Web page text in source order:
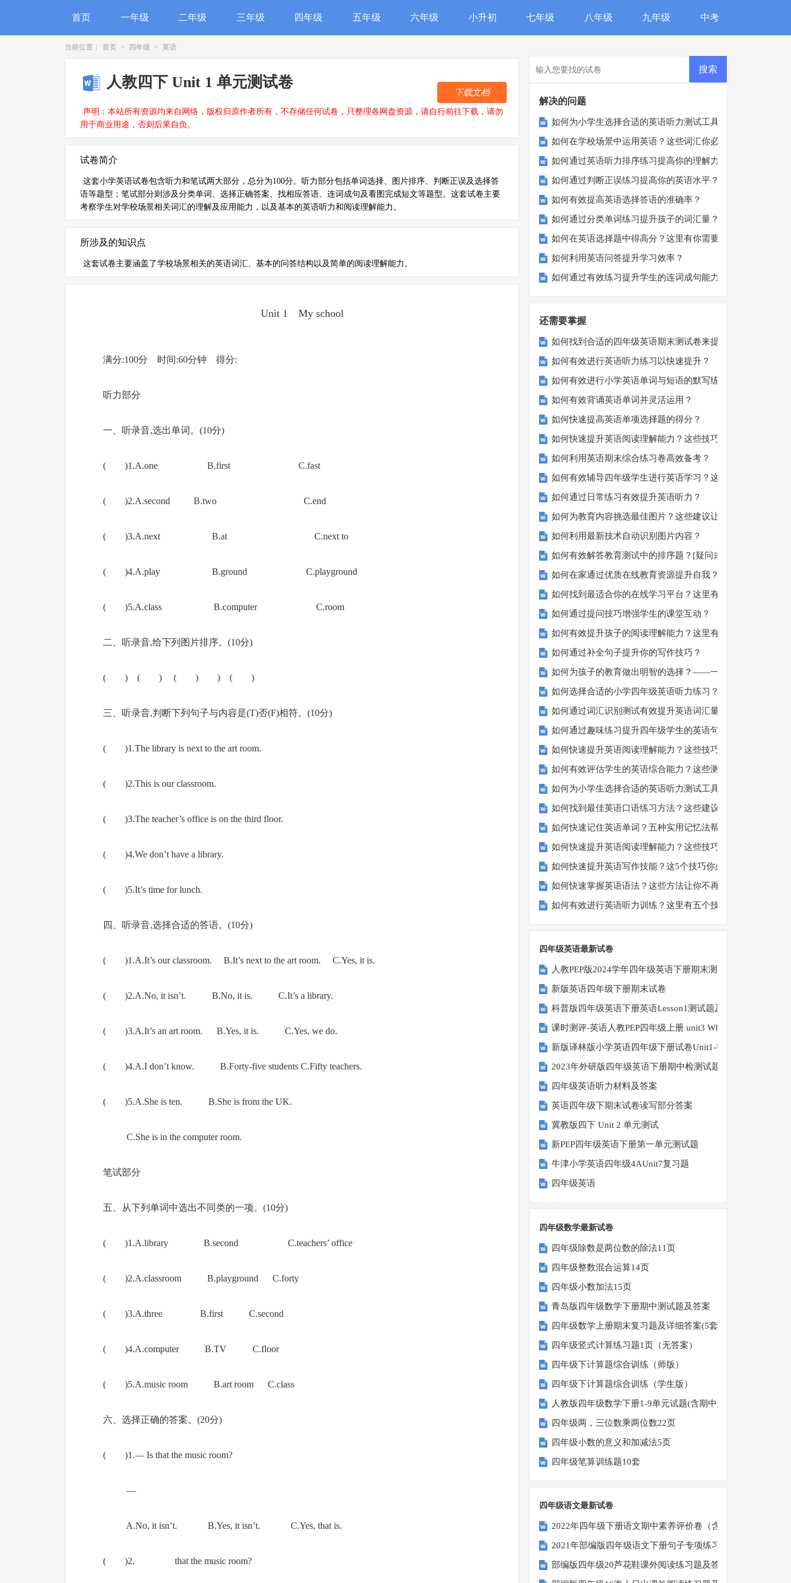
首页 一年级 二年级 三年级 四年级 五年级 六年级 小升初 七年级 八年级 九年级 中考
当前位置： 首页 > 四年级 > 英语
人教四下 Unit 1 单元测试卷
声明：本站所有资源均来自网络，版权归原作者所有，不存储任何试卷，只整理各网盘资源，请自行前往下载，请勿
用于商业用途，否则后果自负。
下载文档
试卷简介
这套小学英语试卷包含听力和笔试两大部分，总分为100分。听力部分包括单词选择、图片排序、判断正误及选择答
语等题型；笔试部分则涉及分类单词、选择正确答案、找相应答语、连词成句及看图完成短文等题型。这套试卷主要
考察学生对学校场景相关词汇的理解及应用能力，以及基本的英语听力和阅读理解能力。
所涉及的知识点
这套试卷主要涵盖了学校场景相关的英语词汇、基本的问答结构以及简单的阅读理解能力。
Unit 1 My school
满分:100分 时间:60分钟 得分:
听力部分
一、听录音,选出单词。(10分)
( )1.A.one B.first C.fast
( )2.A.second B.two C.end
( )3.A.next B.at C.next to
( )4.A.play B.ground C.playground
( )5.A.class B.computer C.room
二、听录音,给下列图片排序。(10分)
( ) ( ) ( ) ) ( )
三、听录音,判断下列句子与内容是(T)否(F)相符。(10分)
( )1.The library is next to the art room.
( )2.This is our classroom.
( )3.The teacher’s office is on the third floor.
( )4.We don’t have a library.
( )5.It’s time for lunch.
四、听录音,选择合适的答语。(10分)
( )1.A.It’s our classroom. B.It’s next to the art room. C.Yes, it is.
( )2.A.No, it isn’t. B.No, it is. C.It’s a library.
( )3.A.It’s an art room. B.Yes, it is. C.Yes, we do.
( )4.A.I don’t know. B.Forty-five students C.Fifty teachers.
( )5.A.She is ten. B.She is from the UK.
C.She is in the computer room.
笔试部分
五、从下列单词中选出不同类的一项。(10分)
( )1.A.library B.second C.teachers’ office
( )2.A.classroom B.playground C.forty
( )3.A.three B.first C.second
( )4.A.computer B.TV C.floor
( )5.A.music room B.art room C.class
六、选择正确的答案。(20分)
( )1.— Is that the music room?
—
A.No, it isn’t. B.Yes, it isn’t. C.Yes, that is.
( )2. that the music room?
解决的问题
如何为小学生选择合适的英语听力测试工具？
如何在学校场景中运用英语？这些词汇你必须知道！
如何通过英语听力排序练习提高你的理解力？
如何通过判断正误练习提高你的英语水平？
如何有效提高英语选择答语的准确率？
如何通过分类单词练习提升孩子的词汇量？
如何在英语选择题中得高分？这里有你需要的所有技巧！
如何利用英语问答提升学习效率？
如何通过有效练习提升学生的连词成句能力？
还需要掌握
如何找到合适的四年级英语期末测试卷来提高孩子的成绩？
如何有效进行英语听力练习以快速提升？
如何有效进行小学英语单词与短语的默写练习？家长和老师
如何有效背诵英语单词并灵活运用？
如何快速提高英语单项选择题的得分？
如何快速提升英语阅读理解能力？这些技巧你必须知道！
如何利用英语期末综合练习卷高效备考？
如何有效辅导四年级学生进行英语学习？这里有你需要的所
如何通过日常练习有效提升英语听力？
如何为教育内容挑选最佳图片？这些建议让你的文章脱颖而
如何利用最新技术自动识别图片内容？
如何有效解答教育测试中的排序题？[疑问式标题]
如何在家通过优质在线教育资源提升自我？
如何找到最适合你的在线学习平台？这里有你需要知道的一
如何通过提问技巧增强学生的课堂互动？
如何有效提升孩子的阅读理解能力？这里有秘诀！
如何通过补全句子提升你的写作技巧？
如何为孩子的教育做出明智的选择？——一份全面指南
如何选择合适的小学四年级英语听力练习？
如何通过词汇识别测试有效提升英语词汇量？
如何通过趣味练习提升四年级学生的英语句子结构？
如何快速提升英语阅读理解能力？这些技巧助你一臂之力！
如何有效评估学生的英语综合能力？这些测评方法要知道！
如何为小学生选择合适的英语听力测试工具？
如何找到最佳英语口语练习方法？这些建议让你事半功倍！
如何快速记住英语单词？五种实用记忆法帮你解决难题
如何快速提升英语阅读理解能力？这些技巧你必须知道！
如何快速提升英语写作技能？这5个技巧你必须知道！
如何快速掌握英语语法？这些方法让你不再迷茫！
如何有效进行英语听力训练？这里有五个技巧助你一臂之力
四年级英语最新试卷
人教PEP版2024学年四年级英语下册期末测试卷
新版英语四年级下册期末试卷
科普版四年级英语下册英语Lesson1测试题及答案
课时测评-英语人教PEP四年级上册 unit3 What would you like-
新版译林版小学英语四年级下册试卷Unit1-Unit2单元测试题
2023年外研版四年级英语下册期中检测试题
四年级英语听力材料及答案
英语四年级下期末试卷读写部分答案
冀教版四下 Unit 2 单元测试
新PEP四年级英语下册第一单元测试题
牛津小学英语四年级4AUnit7复习题
四年级英语
四年级数学最新试卷
四年级除数是两位数的除法11页
四年级整数混合运算14页
四年级小数加法15页
青岛版四年级数学下册期中测试题及答案
四年级数学上册期末复习题及详细答案(5套)
四年级竖式计算练习题1页（无答案）
四年级下计算题综合训练（师版）
四年级下计算题综合训练（学生版）
人教版四年级数学下册1-9单元试题(含期中及3套期末)
四年级两，三位数乘两位数22页
四年级小数的意义和加减法5页
四年级笔算训练题10套
四年级语文最新试卷
2022年四年级下册语文期中素养评价卷（含答案）
2021年部编版四年级语文下册句子专项练习题及答案
部编版四年级20芦花鞋课外阅读练习题及答案